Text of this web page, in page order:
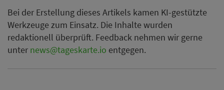
Bei der Erstellung dieses Artikels kamen KI-gestützte
Werkzeuge zum Einsatz. Die Inhalte wurden
redaktionell überprüft. Feedback nehmen wir gerne
unter news@tageskarte.io entgegen.